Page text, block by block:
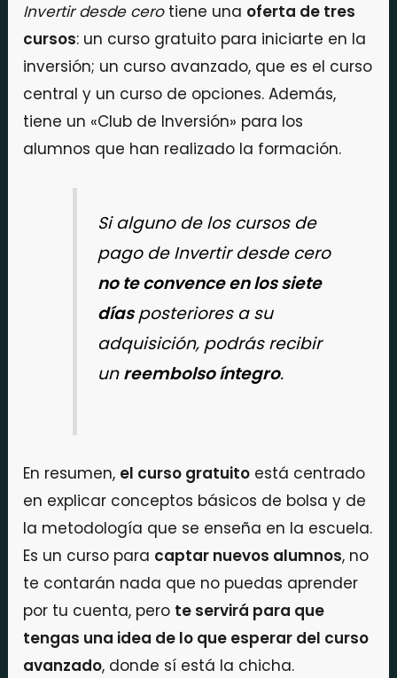
Invertir desde cerotiene una oferta de tres
cursos: un curso gratuito para iniciarte en la
inversión; un curso avanzado, que es el curso
central y un curso de opciones. Además,
tiene un «Club de Inversión» para los
alumnos que han realizado la formación.
Si alguno de los cursos de
pago deInvertir desde cero
no te convence en los siete
díasposteriores a su
adquisición, podrás recibir
unreembolso íntegro.
En resumen, el curso gratuito está centrado
en explicar conceptos básicos de bolsa y de
la metodología que se enseña en la escuela.
Es un curso para captar nuevos alumnos, no
te contarán nada que no puedas aprender
por tu cuenta, pero te servirá para que
tengas una idea de lo que esperar del curso
avanzado, donde sí está la chicha.